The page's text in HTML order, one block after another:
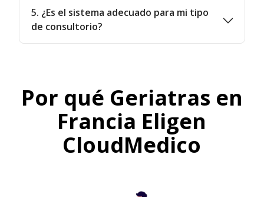
5. ¿Es el sistema adecuado para mi tipo
de consultorio?
Por qué Geriatras en
Francia Eligen
CloudMedico